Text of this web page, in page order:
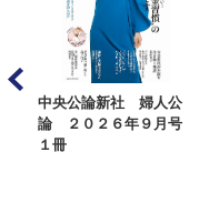
マガジンハウス クロワ
ッサン ２０２６年８月
２５日号 １冊